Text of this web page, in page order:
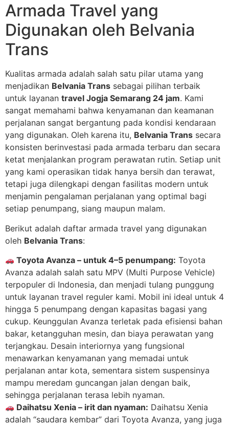
Armada Travel yang
Digunakan oleh Belvania
Trans
Kualitas armada adalah salah satu pilar utama yang
menjadikan Belvania Trans sebagai pilihan terbaik
untuk layanan travel Jogja Semarang 24 jam. Kami
sangat memahami bahwa kenyamanan dan keamanan
perjalanan sangat bergantung pada kondisi kendaraan
yang digunakan. Oleh karena itu, Belvania Trans secara
konsisten berinvestasi pada armada terbaru dan secara
ketat menjalankan program perawatan rutin. Setiap unit
yang kami operasikan tidak hanya bersih dan terawat,
tetapi juga dilengkapi dengan fasilitas modern untuk
menjamin pengalaman perjalanan yang optimal bagi
setiap penumpang, siang maupun malam.
Berikut adalah daftar armada travel yang digunakan
oleh Belvania Trans:
Toyota Avanza – untuk 4–5 penumpang: Toyota
Avanza adalah salah satu MPV (Multi Purpose Vehicle)
terpopuler di Indonesia, dan menjadi tulang punggung
untuk layanan travel reguler kami. Mobil ini ideal untuk 4
hingga 5 penumpang dengan kapasitas bagasi yang
cukup. Keunggulan Avanza terletak pada efisiensi bahan
bakar, ketangguhan mesin, dan biaya perawatan yang
terjangkau. Desain interiornya yang fungsional
menawarkan kenyamanan yang memadai untuk
perjalanan antar kota, sementara sistem suspensinya
mampu meredam guncangan jalan dengan baik,
sehingga perjalanan terasa lebih nyaman.
Daihatsu Xenia – irit dan nyaman: Daihatsu Xenia
adalah “saudara kembar” dari Toyota Avanza, yang juga